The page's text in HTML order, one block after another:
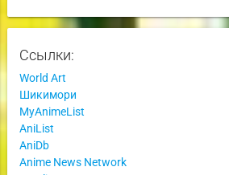
Ссылки:
World Art
Шикимори
MyAnimeList
AniList
AniDb
Anime News Network